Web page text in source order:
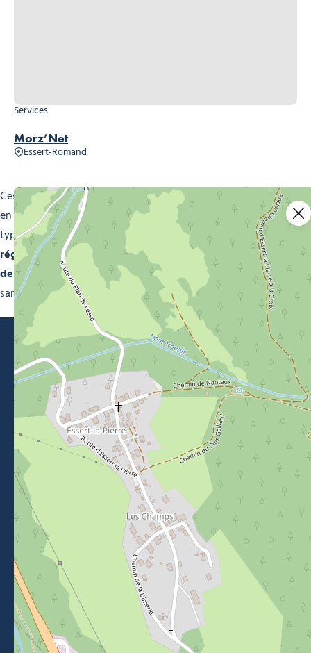
Morz’Net
Services
Essert-Romand
Ces entreprises interviennent avecrigueur et efficacité
en utilisant des méthodes et produits adaptés à chaque
type d’espace. Elles prennent en charge le nettoyage
régulier, l’entretien après travaux ou la remise en état
de vos locaux, pour un environnement sain et agréable,
sans stress ni contraintes.
Morzine Avoriaz
+33 (0)4 50 74 72 72
26 Place du Baraty, Morzine, 74110
Contact